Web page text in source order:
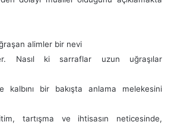
alimler bir nevi
Nasıl ki sarraflar uzun uğraşılar
kalbını bir bakışta anlama melekesini
tartışma ve ihtisasın neticesinde,